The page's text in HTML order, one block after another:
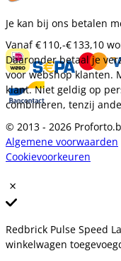
Je kan bij ons betalen
Vanaf€ 110,-€ 133,10
Daaronder betaal je
voor webshop klanten.
klant. Niet geldig op
combineren, tenzij
© 2013 - 2026
Algemene voorwaarden
Cookievoorkeuren
Redbrick Pulse Speed
winkelwagen